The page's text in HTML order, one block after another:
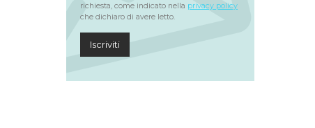
richiesta, come indicato nella privacy policy
che dichiaro di avere letto.
Iscriviti